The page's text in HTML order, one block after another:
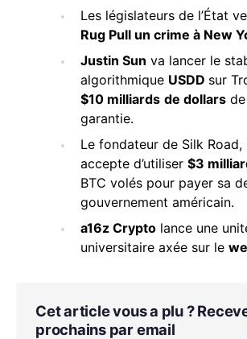
Les législateurs de l’État
Rug Pull un crime à New
Justin Sun va lancer le
algorithmique USDD sur
$10 milliards de dollars
garantie.
Le fondateur de Silk Road,
accepte d’utiliser $3
BTC volés pour payer sa
gouvernement américain.
a16z Crypto lance une
universitaire axée sur le
Cet article vous a plu ?
prochains par email